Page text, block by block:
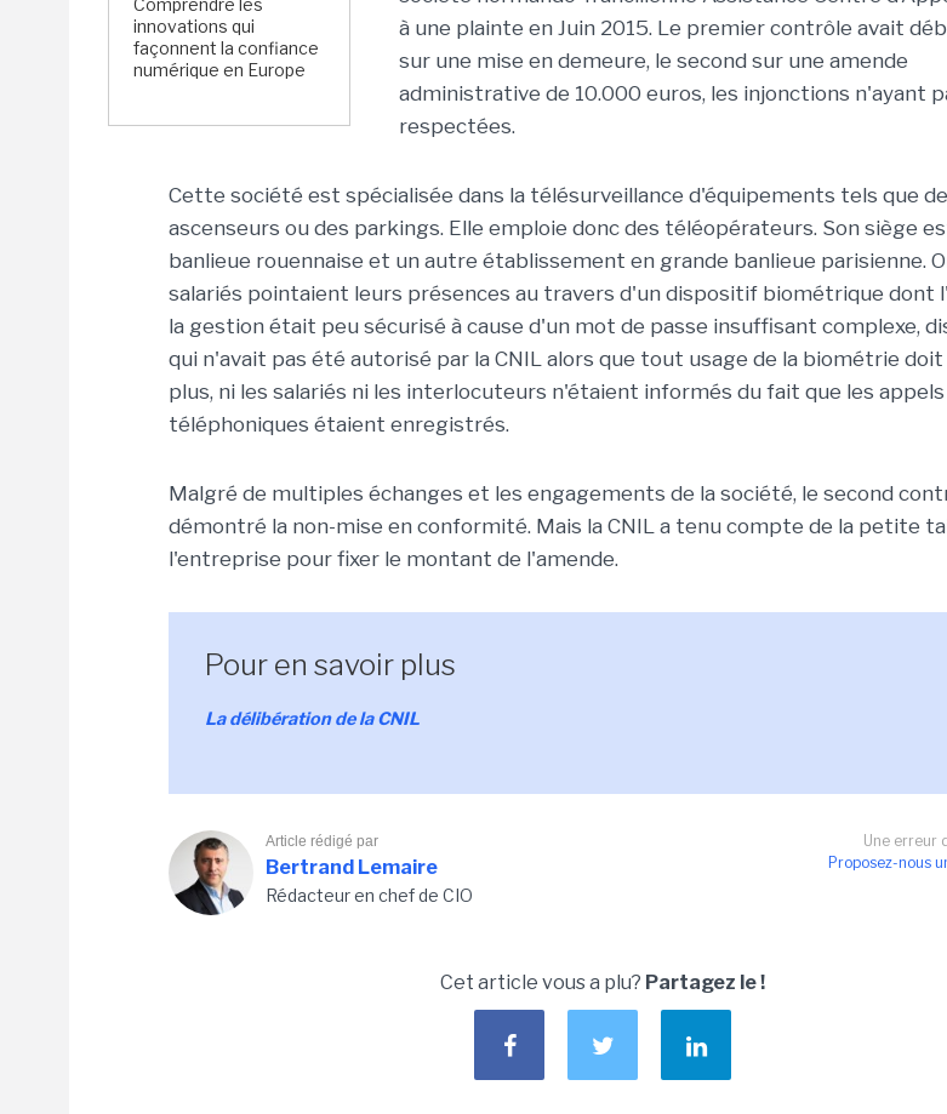
Comprendre les
innovations qui
façonnent la confiance
numérique en Europe
à une plainte en Juin 2015. Le premier contrôle avait
sur une mise en demeure, le second sur une amende
administrative de 10.000 euros, les injonctions n'ayant
respectées.
Cette société est spécialisée dans la télésurveillance d'équipements tels que
ascenseurs ou des parkings. Elle emploie donc des téléopérateurs. Son siège
banlieue rouennaise et un autre établissement en grande banlieue parisienne.
salariés pointaient leurs présences au travers d'un dispositif biométrique dont
la gestion était peu sécurisé à cause d'un mot de passe insuffisant complexe,
qui n'avait pas été autorisé par la CNIL alors que tout usage de la biométrie doit
plus, ni les salariés ni les interlocuteurs n'étaient informés du fait que les appels
téléphoniques étaient enregistrés.
Malgré de multiples échanges et les engagements de la société, le second
démontré la non-mise en conformité. Mais la CNIL a tenu compte de la petite
l'entreprise pour fixer le montant de l'amende.
Pour en savoir plus
La délibération de la CNIL
Une erreur
Proposez-nous
Article rédigé par
Bertrand Lemaire
Rédacteur en chef de CIO
Cet article vous a plu? Partagez le !